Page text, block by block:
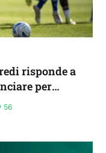
risponde a
per
56